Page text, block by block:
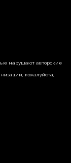
нарушают авторские
пожалуйста,